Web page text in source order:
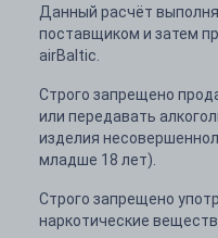
Данный расчёт
поставщиком и затем
airBaltic.
Строго запрещено
или передавать
изделия
младше 18 лет).
Строго запрещено
наркотические